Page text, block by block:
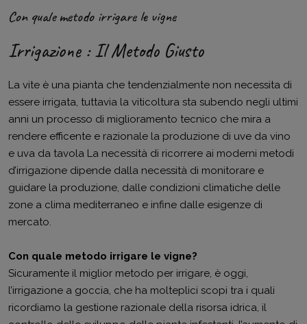
Con quale metodo irrigare le vigne
Irrigazione : Il Metodo Giusto
La vite è una pianta che tendenzialmente non necessita di
essere irrigata, tuttavia la viticoltura sta subendo negli ultimi
anni un processo di miglioramento tecnico che mira a
rendere efficente e razionale la produzione di uve da vino
e uva da tavola La necessità di ricorrere ai moderni metodi
d’irrigazione dipende dalla necessità di monitorare e
guidare la produzione, dalle condizioni climatiche delle
zone a clima mediterraneo e infine dalle esigenze di
mercato.
Con quale metodo irrigare le vigne?
Sicuramente il miglior metodo per irrigare, è oggi,
l’irrigazione a goccia, che ha molteplici scopi tra i quali
ricordiamo la gestione razionale della risorsa idrica, il